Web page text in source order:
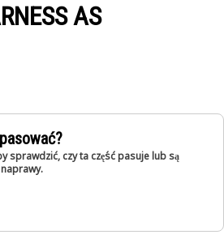
AS
sprawdzić, czy ta część pasuje lub są